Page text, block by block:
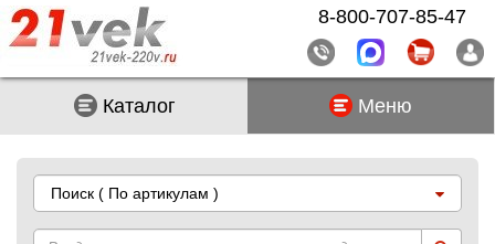
Каталог Меню
Поиск ( По артикулам )
8-800-707-85-47